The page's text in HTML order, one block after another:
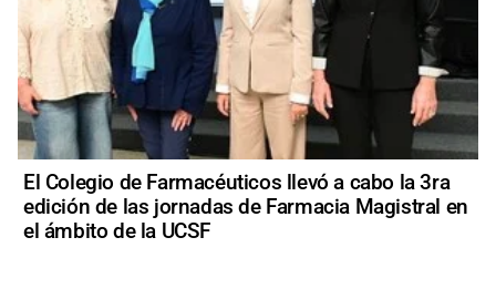
El Colegio de Farmacéuticos llevó a cabo la 3ra
edición de las jornadas de Farmacia Magistral en
el ámbito de la UCSF